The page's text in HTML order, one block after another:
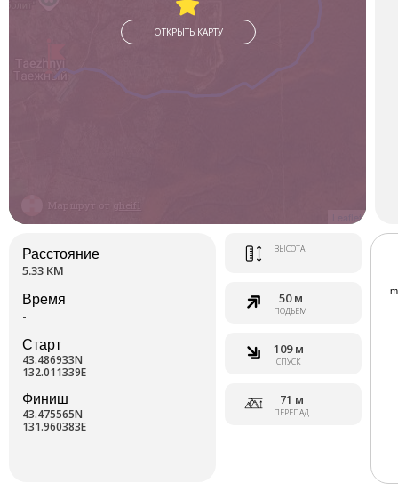
gheif1
Leaflet
ОТКРЫТЬ КАРТУ
Расстояние
5.33 КМ
Время
-
Старт
43.486933N
132.011339E
Финиш
43.475565N
131.960383E
ВЫСОТА
50 м
ПОДЪЕМ
109 м
СПУСК
71 м
ПЕРЕПАД
m